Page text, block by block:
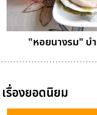
"หอยนางรม" บ
เรื่องยอดนิยม